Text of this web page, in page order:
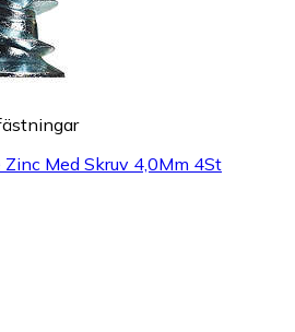
Zinc Med Skruv 4,0Mm 4St